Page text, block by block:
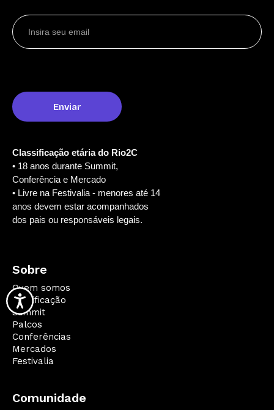
Classificação etária do Rio2C
• 18 anos durante Summit,
Conferência e Mercado
• Livre na Festivalia - menores até 14
anos devem estar acompanhados
dos pais ou responsáveis legais.
Sobre
Quem somos
Qualificação
Summit
Palcos
Conferências
Mercados
Festivalia
Comunidade